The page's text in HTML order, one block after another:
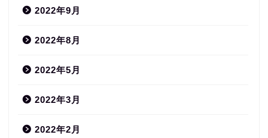
2022年9月
2022年8月
2022年5月
2022年3月
2022年2月